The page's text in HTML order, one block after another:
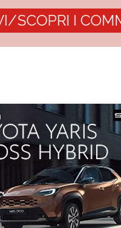
SCOPRI I